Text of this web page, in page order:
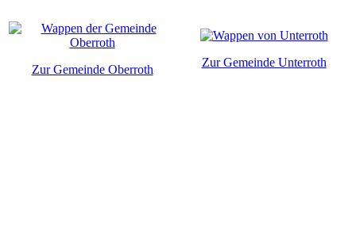
Zur Gemeinde Oberroth
Zur Gemeinde Unterroth